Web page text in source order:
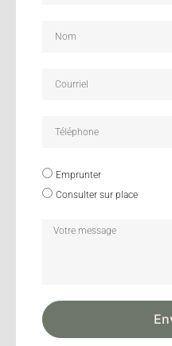
Emprunter
Consulter sur place